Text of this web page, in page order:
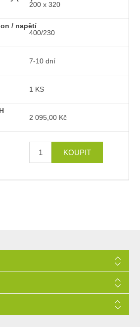
200 x 320
400/230
7-10 dní
1 KS
2 095,00 Kč